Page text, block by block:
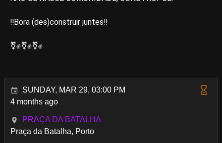
‼️Bora (des)construir juntes‼️
⚧️✊⚧️✊⚧️✊
SUNDAY, MAR 29, 03:00 PM
4 months ago
PRAÇA DA BATALHA
Praça da Batalha, Porto